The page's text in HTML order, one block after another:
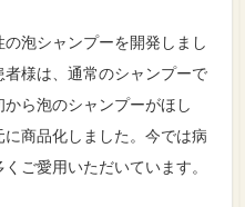
泡シャンプーを開発しまし
様は、通常のシャンプーで
ら泡のシャンプーがほし
商品化しました。今では病
ご愛用いただいています。